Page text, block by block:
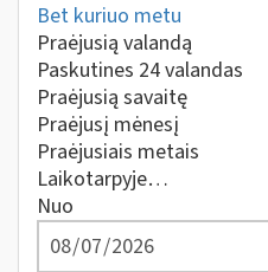
Bet kuriuo metu
Praėjusią valandą
Paskutines 24 valandas
Praėjusią savaitę
Praėjusį mėnesį
Praėjusiais metais
Laikotarpyje…
Nuo